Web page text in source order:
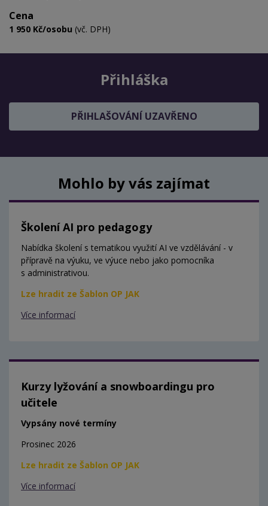
Cena
1 950 Kč/osobu (vč. DPH)
Přihláška
PŘIHLAŠOVÁNÍ UZAVŘENO
Mohlo by vás zajímat
Školení AI pro pedagogy
Nabídka školení s tematikou využití AI ve vzdělávání - v
přípravě na výuku, ve výuce nebo jako pomocníka
s administrativou.
Lze hradit ze Šablon OP JAK
Více informací
Kurzy lyžování a snowboardingu pro
učitele
Vypsány nové termíny
Prosinec 2026
Lze hradit ze Šablon OP JAK
Více informací